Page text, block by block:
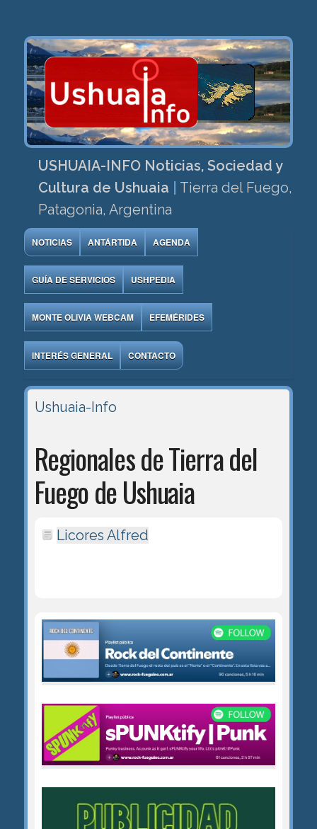
USHUAIA-INFO Noticias, Sociedad y
Cultura de Ushuaia
Tierra del Fuego,
Patagonia, Argentina
NOTICIAS ANTÁRTIDA AGENDA
GUÍA DE SERVICIOS USHPEDIA
MONTE OLIVIA WEBCAM EFEMÉRIDES
INTERÉS GENERAL CONTACTO
Ushuaia-Info
Regionales de Tierra del
Fuego de Ushuaia
Licores Alfred